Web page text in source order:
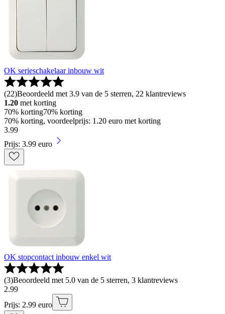
OK serieschakelaar inbouw wit
(22)Beoordeeld met 3.9 van de 5 sterren, 22 klantreviews
1.20 met korting
70% korting70% korting
70% korting, voordeelprijs: 1.20 euro met korting
3.99
Prijs: 3.99 euro
OK stopcontact inbouw enkel wit
(3)Beoordeeld met 5.0 van de 5 sterren, 3 klantreviews
2.99
Prijs: 2.99 euro